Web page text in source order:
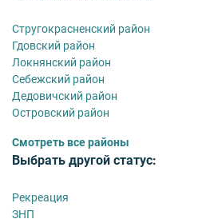
Стругокрасненский район
Гдовский район
Локнянский район
Себежский район
Дедовичский район
Островский район
Смотреть все районы
Выбрать другой статус:
Рекреация
ЗНП